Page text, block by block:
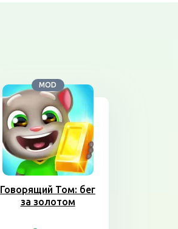
MOD
Говорящий Том: бег
за золотом